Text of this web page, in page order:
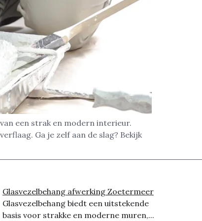
een strak en modern interieur.
Ga je zelf aan de slag? Bekijk
Glasvezelbehang afwerking Zoetermeer
Glasvezelbehang biedt een uitstekende
basis voor strakke en moderne muren,...